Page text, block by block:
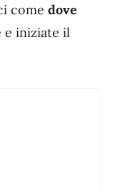
come dove
e iniziate il